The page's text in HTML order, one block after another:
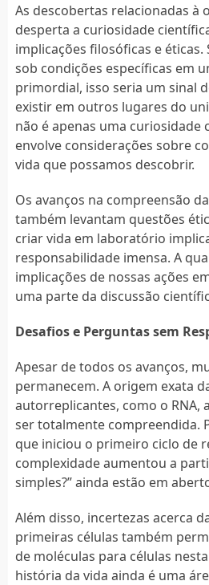
As descobertas relacionadas à
desperta a curiosidade
implicações filosóficas e éticas.
sob condições específicas em
primordial, isso seria um sinal
existir em outros lugares do
não é apenas uma curiosidade
envolve considerações sobre
vida que possamos descobrir.
Os avanços na compreensão
também levantam questões
criar vida em laboratório
responsabilidade imensa. A
implicações de nossas ações
uma parte da discussão
Desafios e Perguntas sem
Apesar de todos os avanços,
permanecem. A origem exata
autorreplicantes, como o RNA,
ser totalmente compreendida.
que iniciou o primeiro ciclo de
complexidade aumentou a
simples?” ainda estão em
Além disso, incertezas acerca
primeiras células também
de moléculas para células
história da vida ainda é uma